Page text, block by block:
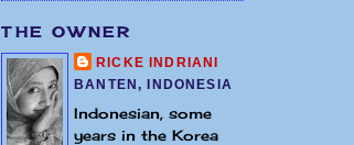
THE OWNER
RICKE INDRIANI
BANTEN, INDONESIA
Indonesian, some
years in the Korea